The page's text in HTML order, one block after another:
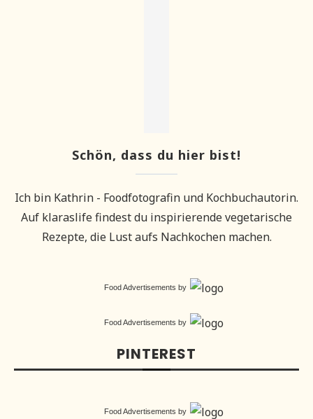
Schön, dass du hier bist!
Ich bin Kathrin - Foodfotografin und Kochbuchautorin.
Auf klaraslife findest du inspirierende vegetarische
Rezepte, die Lust aufs Nachkochen machen.
Food Advertisements by
Food Advertisements by
PINTEREST
Food Advertisements by